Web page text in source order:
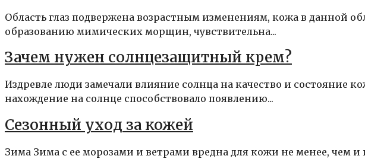
Область глаз подвержена возрастным изменениям, кожа в данной
образованию мимических морщин, чувствительна...
Зачем нужен солнцезащитный крем?
Издревле люди замечали влияние солнца на качество и состояние
нахождение на солнце способствовало появлению...
Сезонный уход за кожей
Зима Зима с ее морозами и ветрами вредна для кожи не менее, чем